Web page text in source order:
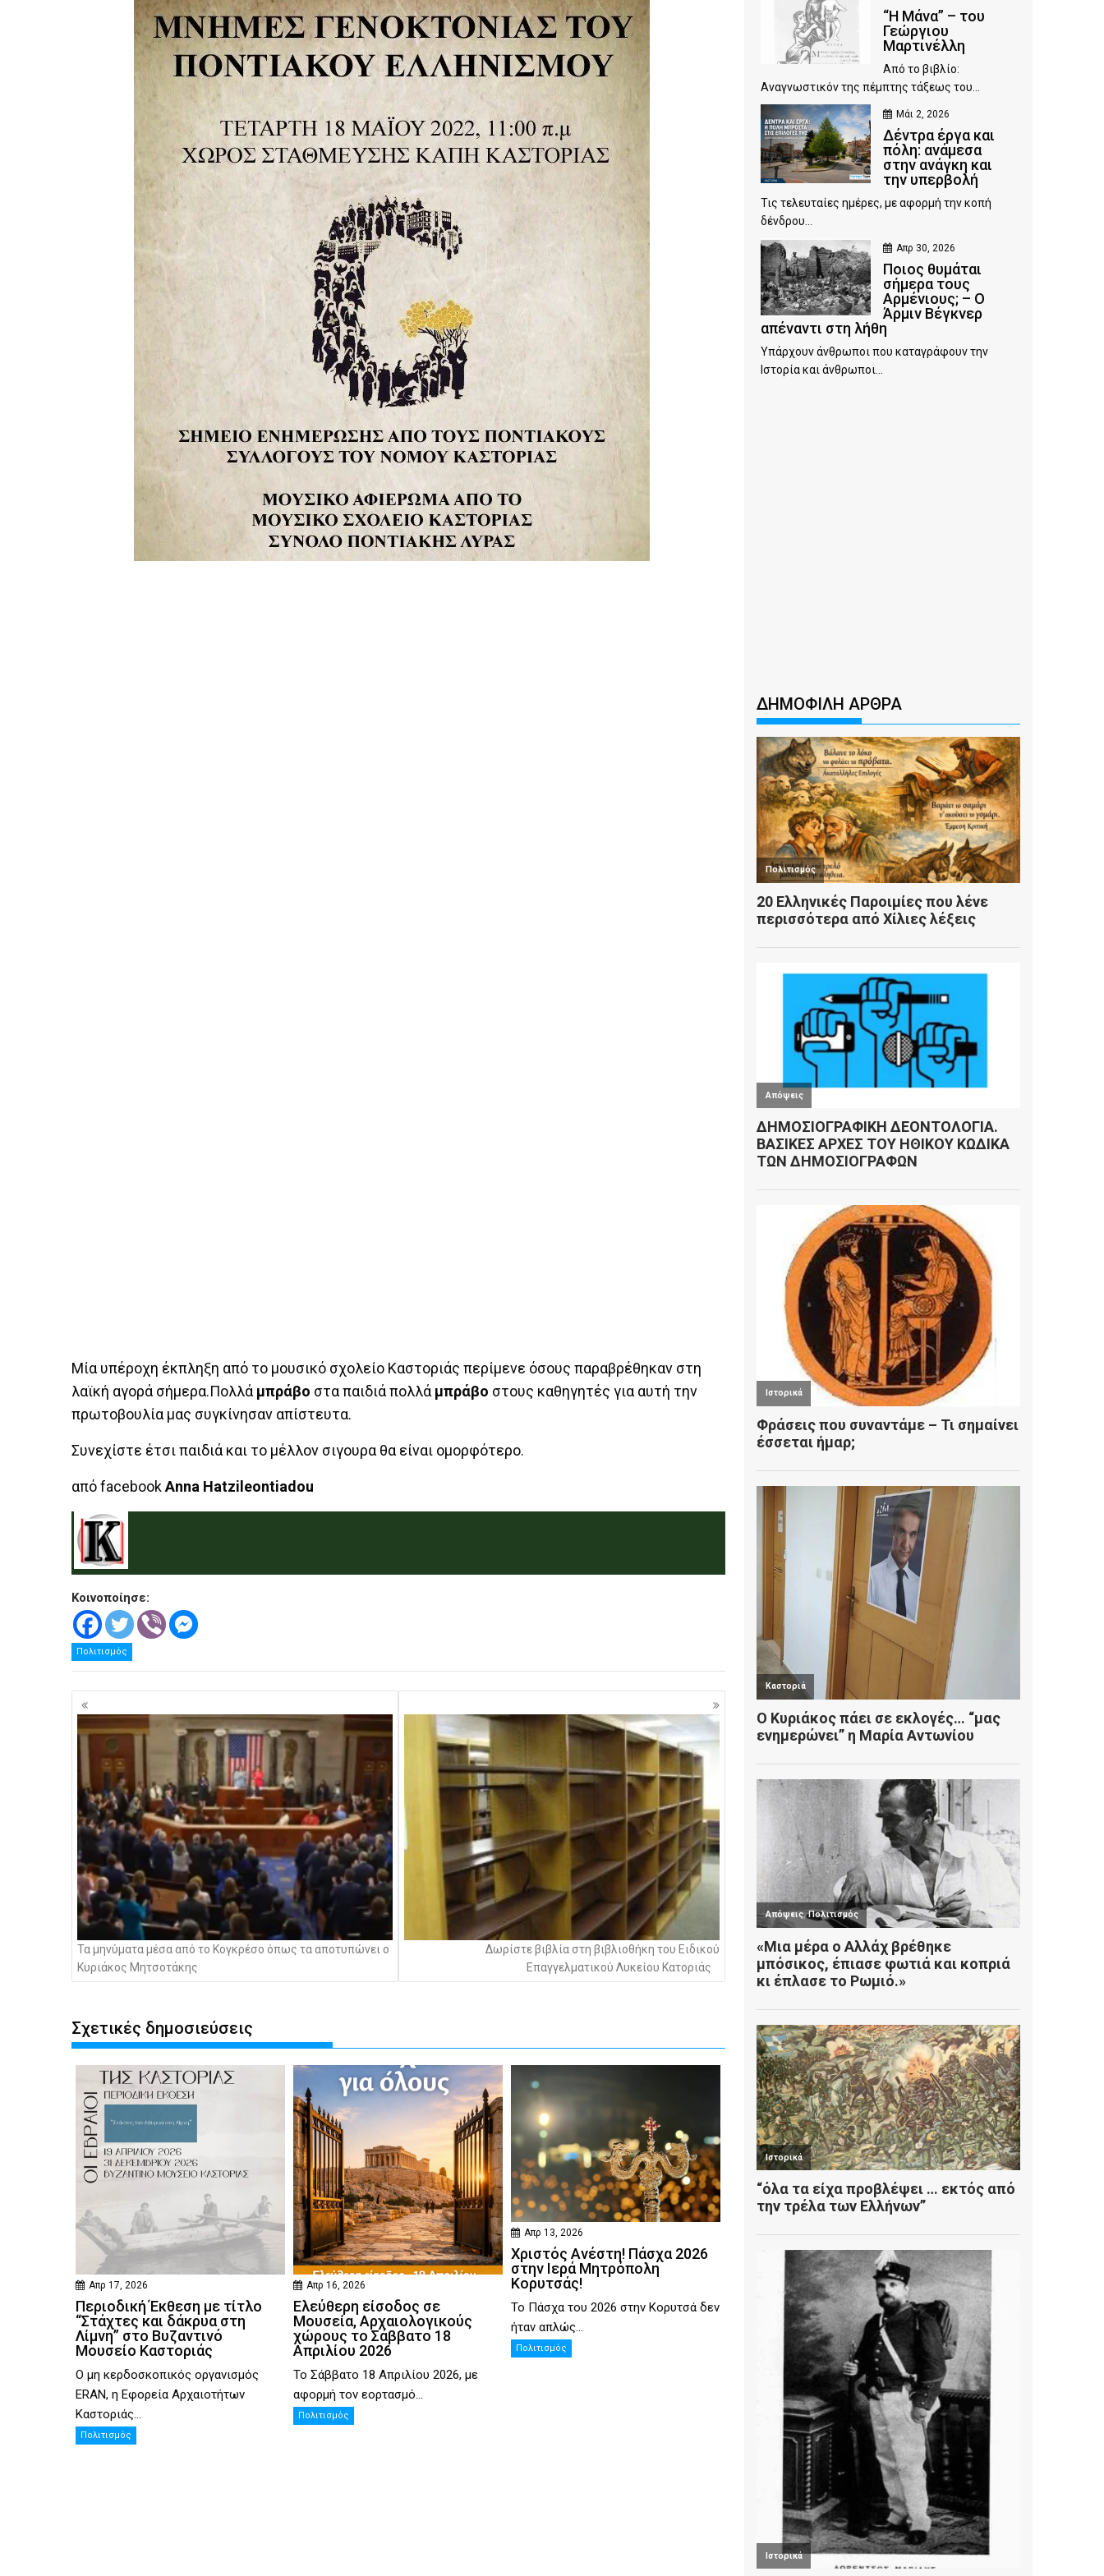
Μία υπέροχη έκπληξη από το μουσικό σχολείο Καστοριάς περίμενε όσους παραβρέθηκαν στη
λαϊκή αγορά σήμερα.Πολλά μπράβο στα παιδιά πολλά μπράβο στους καθηγητές για αυτή την
πρωτοβουλία μας συγκίνησαν απίστευτα.
Συνεχίστε έτσι παιδιά και το μέλλον σιγουρα θα είναι ομορφότερο.
από facebookAnna Hatzileontiadou
.
Κοινοποίησε:
Πολιτισμός
Πλοήγηση
άρθρων
Τα μηνύματα μέσα από το Κογκρέσο όπως τα αποτυπώνει ο
Κυριάκος Μητσοτάκης
Δωρίστε βιβλία στη βιβλιοθήκη του Ειδικού
Επαγγελματικού Λυκείου Κατοριάς
Σχετικές δημοσιεύσεις
Απρ 17, 2026
Περιοδική Έκθεση με τίτλο
“Στάχτες και δάκρυα στη
Λίμνη” στο Βυζαντινό
Μουσείο Καστοριάς
Ο μη κερδοσκοπικός οργανισμός
ERAN, η Εφορεία Αρχαιοτήτων
Καστοριάς...
Πολιτισμός
Απρ 16, 2026
Ελεύθερη είσοδος σε
Μουσεία, Αρχαιολογικούς
χώρους το Σάββατο 18
Απριλίου 2026
Το Σάββατο 18 Απριλίου 2026, με
αφορμή τον εορτασμό...
Πολιτισμός
Απρ 13, 2026
Χριστός Ανέστη! Πάσχα 2026
στην Ιερά Μητρόπολη
Κορυτσάς!
Το Πάσχα του 2026 στην Κορυτσά δεν
ήταν απλώς...
Πολιτισμός
“Η Μάνα” – του
Γεώργιου
Μαρτινέλλη
Από το βιβλίο:
Αναγνωστικόν της πέμπτης τάξεως του...
Μάι 2, 2026
Δέντρα έργα και
πόλη: ανάμεσα
στην ανάγκη και
την υπερβολή
Τις τελευταίες ημέρες, με αφορμή την κοπή
δένδρου...
Απρ 30, 2026
Ποιος θυμάται
σήμερα τους
Αρμένιους; – Ο
Άρμιν Βέγκνερ
απέναντι στη λήθη
Υπάρχουν άνθρωποι που καταγράφουν την
Ιστορία και άνθρωποι...
ΔΗΜΟΦΙΛΗ ΑΡΘΡΑ